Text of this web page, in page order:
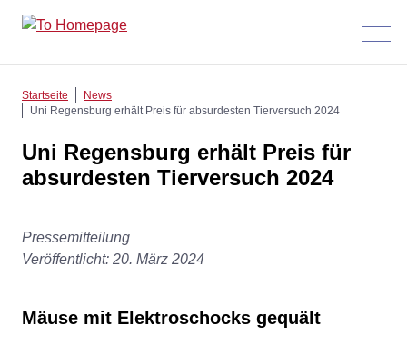
Menü
Startseite
News
Uni Regensburg erhält Preis für absurdesten Tierversuch 2024
Uni Regensburg erhält Preis für
absurdesten Tierversuch 2024
Pressemitteilung
Veröffentlicht: 20. März 2024
Mäuse mit Elektroschocks gequält